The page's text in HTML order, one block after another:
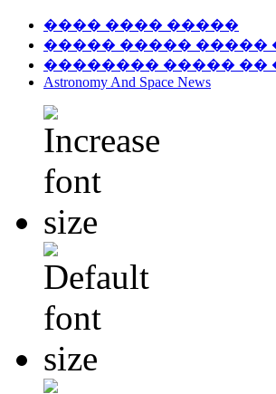
���� ���� �����
����� ����� �����
�������� ����� ��
Astronomy And Space News